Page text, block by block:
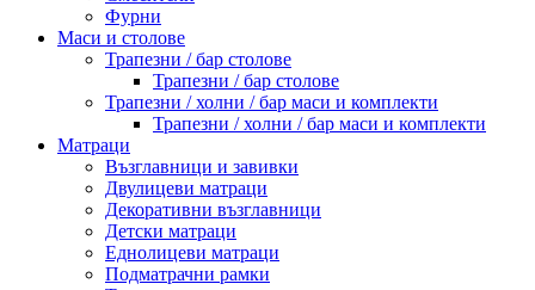
Фурни
Маси и столове
Трапезни / бар столове
Трапезни / бар столове
Трапезни / холни / бар маси и комплекти
Трапезни / холни / бар маси и комплекти
Матраци
Възглавници и завивки
Двулицеви матраци
Декоративни възглавници
Детски матраци
Еднолицеви матраци
Подматрачни рамки